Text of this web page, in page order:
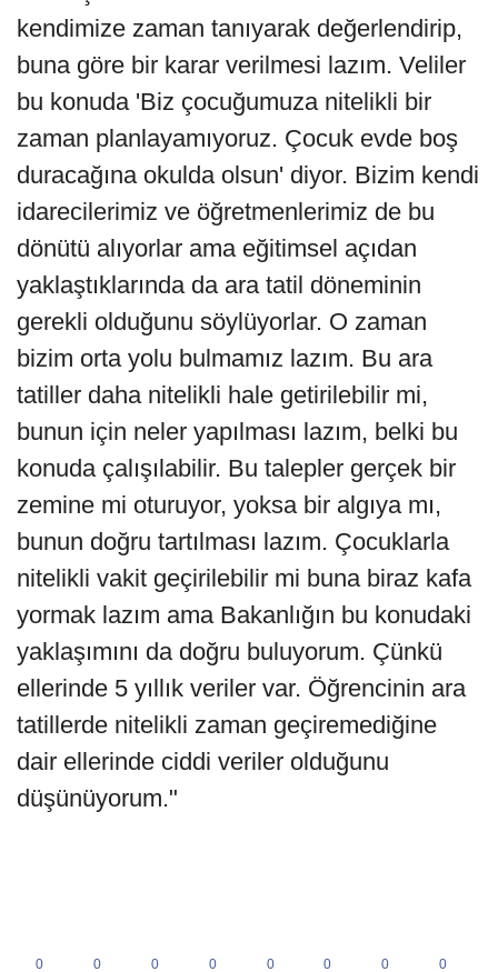
kendimize zaman tanıyarak değerlendirip,
buna göre bir karar verilmesi lazım. Veliler
bu konuda 'Biz çocuğumuza nitelikli bir
zaman planlayamıyoruz. Çocuk evde boş
duracağına okulda olsun' diyor. Bizim kendi
idarecilerimiz ve öğretmenlerimiz de bu
dönütü alıyorlar ama eğitimsel açıdan
yaklaştıklarında da ara tatil döneminin
gerekli olduğunu söylüyorlar. O zaman
bizim orta yolu bulmamız lazım. Bu ara
tatiller daha nitelikli hale getirilebilir mi,
bunun için neler yapılması lazım, belki bu
konuda çalışılabilir. Bu talepler gerçek bir
zemine mi oturuyor, yoksa bir algıya mı,
bunun doğru tartılması lazım. Çocuklarla
nitelikli vakit geçirilebilir mi buna biraz kafa
yormak lazım ama Bakanlığın bu konudaki
yaklaşımını da doğru buluyorum. Çünkü
ellerinde 5 yıllık veriler var. Öğrencinin ara
tatillerde nitelikli zaman geçiremediğine
dair ellerinde ciddi veriler olduğunu
düşünüyorum."